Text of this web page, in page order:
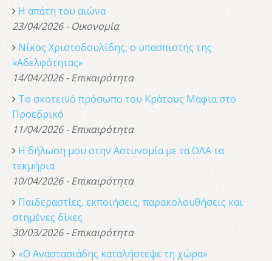
Η απάτη του αιώνα
23/04/2026 - Οικονομία
Νίκος Χριστοδουλίδης, o υπασπιστής της
«Αδελφότητας»
14/04/2026 - Επικαιρότητα
Το σκοτεινό πρόσωπο του Κράτους Μαφια στο
Προεδρικό
11/04/2026 - Επικαιρότητα
Η δήλωση μου στην Αστυνομία με τα ΟΛΑ τα
τεκμήρια
10/04/2026 - Επικαιρότητα
Παιδεραστίες, εκποιήσεις, παρακολουθήσεις και
στημένες δίκες
30/03/2026 - Επικαιρότητα
«Ο Αναστασιάδης καταλήστεψε τη χώρα»